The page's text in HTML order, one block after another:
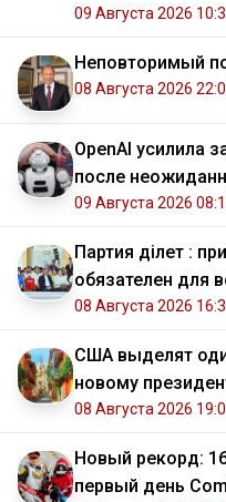
09 Августа 2026
Неповторимый
08 Августа 2026
OpenAI усилила
после
09 Августа 2026
Партия Әділет :
обязателен для
08 Августа 2026
США выделят
новому
08 Августа 2026
Новый рекорд:
первый день